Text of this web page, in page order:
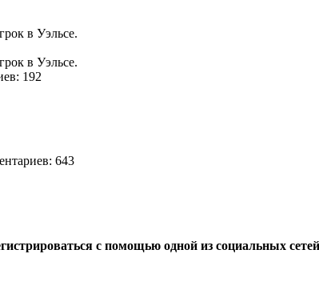
в Уэльсе.
в Уэльсе.
192
643
с помощью одной из социальных